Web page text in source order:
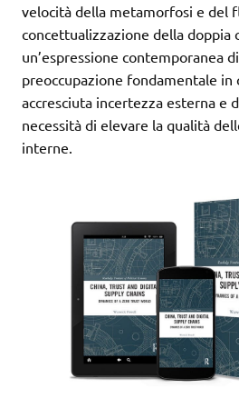
velocità della metamorfosi e del
concettualizzazione della doppia
un’espressione contemporanea
preoccupazione fondamentale in
accresciuta incertezza esterna e
necessità di elevare la qualità
interne.